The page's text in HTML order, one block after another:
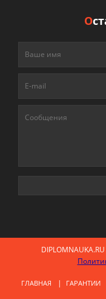
О
ГЛАВНАЯ ГАРАНТИИ